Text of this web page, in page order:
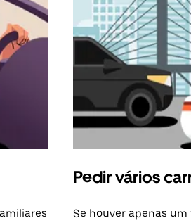
Pedir vários
Se houver apenas